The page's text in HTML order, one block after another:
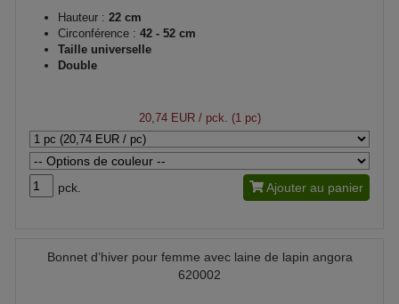
Hauteur : 22 cm
Circonférence : 42 - 52 cm
Taille universelle
Double
20,74 EUR/ pck. (1 pc)
pck. Ajouter au panier
Bonnet d’hiver pour femme avec laine de lapin angora
620002